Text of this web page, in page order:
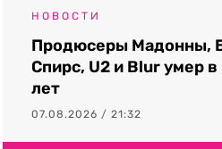
НОВОСТИ
Продюсеры Мадонны,
Спирс, U2 и Blur умер в
лет
07.08.2026 / 21:32